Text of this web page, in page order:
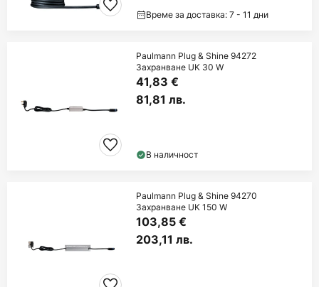
Време за доставка: 7 - 11 дни
Paulmann Plug & Shine 94272
Захранване UK 30 W
41,83 €
81,81 лв.
В наличност
Paulmann Plug & Shine 94270
Захранване UK 150 W
103,85 €
203,11 лв.